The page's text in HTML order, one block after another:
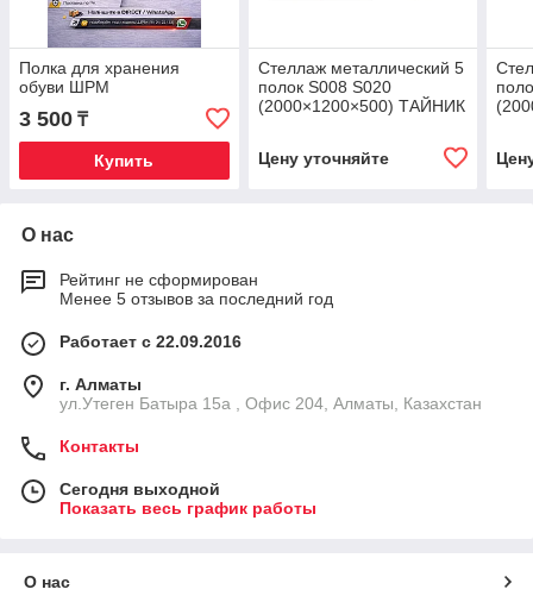
Полка для хранения
обуви ШРМ
3 500 ₸
Купить
Стеллаж металлический 5
полок S008 S020
(2000×1200×500) ТАЙНИК
Цену уточняйте
О нас
Рейтинг не сформирован
Менее 5 отзывов за последний год
Работает с 22.09.2016
г. Алматы
ул.Утеген Батыра 15а , Офис 204, Алматы, Казахстан
Контакты
Сегодня выходной
Показать весь график работы
О нас